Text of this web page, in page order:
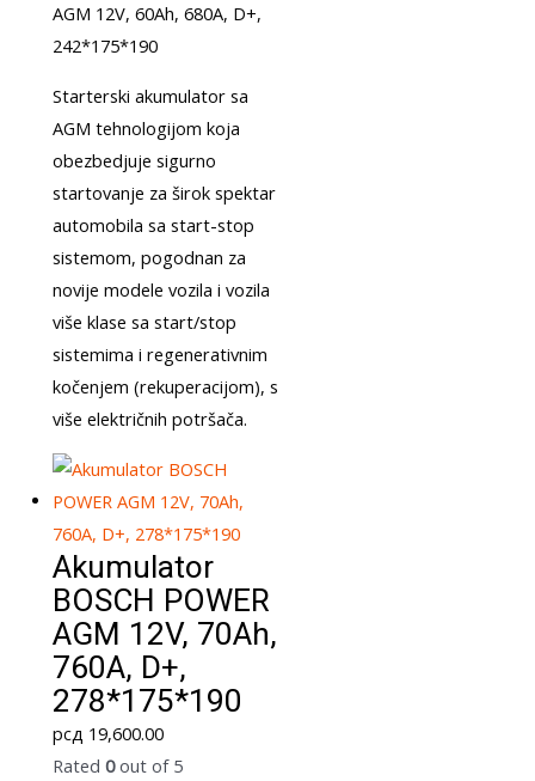
AGM 12V, 60Ah, 680A, D+,
242*175*190
Starterski akumulator sa
AGM tehnologijom koja
obezbedjuje sigurno
startovanje za širok spektar
automobila sa start-stop
sistemom, pogodnan za
novije modele vozila i vozila
više klase sa start/stop
sistemima i regenerativnim
kočenjem (rekuperacijom), s
više električnih potršača.
Akumulator
BOSCH POWER
AGM 12V, 70Ah,
760A, D+,
278*175*190
рсд 19,600.00
Rated 0out of 5